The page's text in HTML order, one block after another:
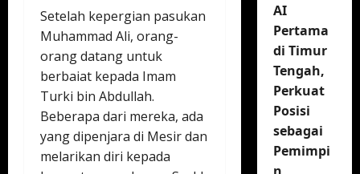
Setelah kepergian pasukan
Muhammad Ali, orang-
orang datang untuk
berbaiat kepada Imam
Turki bin Abdullah.
Beberapa dari mereka, ada
yang dipenjara di Mesir dan
melarikan diri kepada
AI
Pertama
di Timur
Tengah,
Perkuat
Posisi
sebagai
Pemimpi